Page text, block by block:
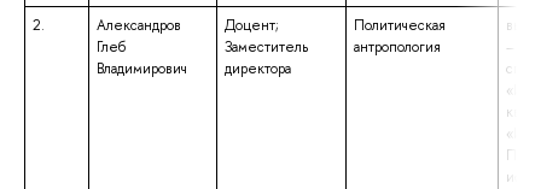
2.
Александров
Глеб
Владимирович
Доцент;
Заместитель
директора
Политическая
антропология
–